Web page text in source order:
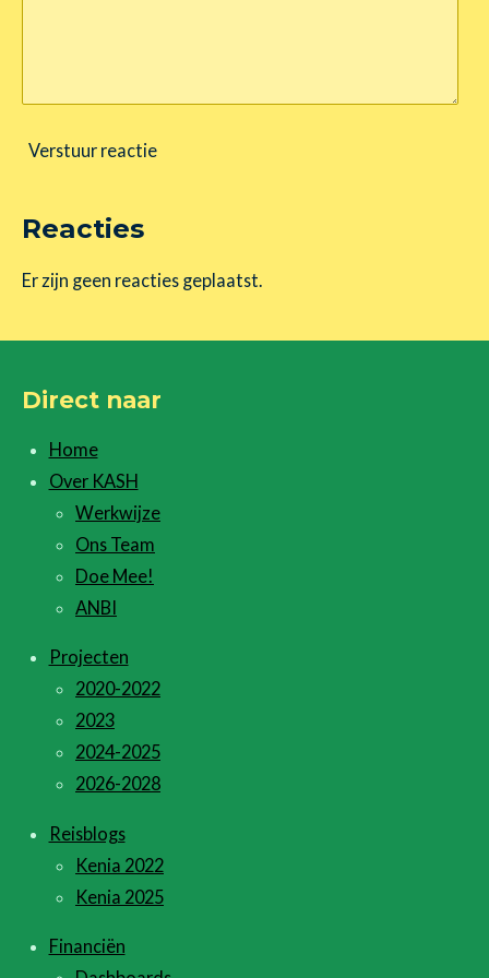
Verstuur reactie
Reacties
Er zijn geen reacties geplaatst.
Direct naar
Home
Over KASH
Werkwijze
Ons Team
Doe Mee!
ANBI
Projecten
2020-2022
2023
2024-2025
2026-2028
Reisblogs
Kenia 2022
Kenia 2025
Financiën